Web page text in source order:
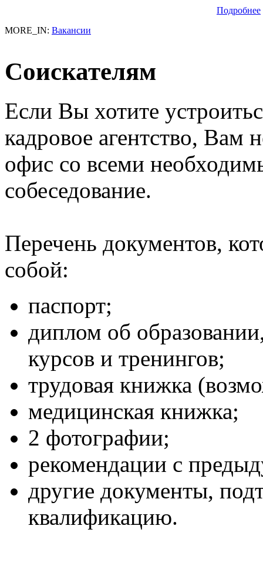
Подробнее
MORE_IN: Вакансии
Соискателям
Если Вы хотите
кадровое агентство, Вам
офис со всеми
собеседование.
Перечень документов,
собой:
паспорт;
диплом об
курсов и тренингов;
трудовая книжка
медицинская книжка;
2 фотографии;
рекомендации с
другие документы,
квалификацию.